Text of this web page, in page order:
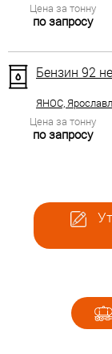
Цена за тонну
по запросу
Бензин 92
ЯНОС,
Цена за тонну
по запросу